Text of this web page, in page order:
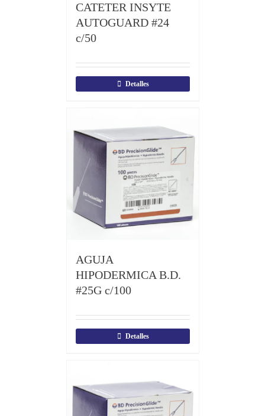
CATETER INSYTE
AUTOGUARD #24
c/50
Detalles
AGUJA
HIPODERMICA B.D.
#25G c/100
Detalles